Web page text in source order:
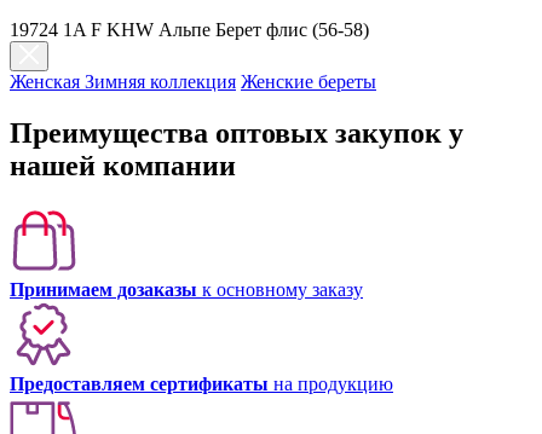
19724 1A F KHW Альпе Берет флис (56-58)
Женская Зимняя коллекция Женские береты
Преимущества оптовых закупок у
нашей компании
Принимаем дозаказы к основному заказу
Предоставляем сертификаты на продукцию